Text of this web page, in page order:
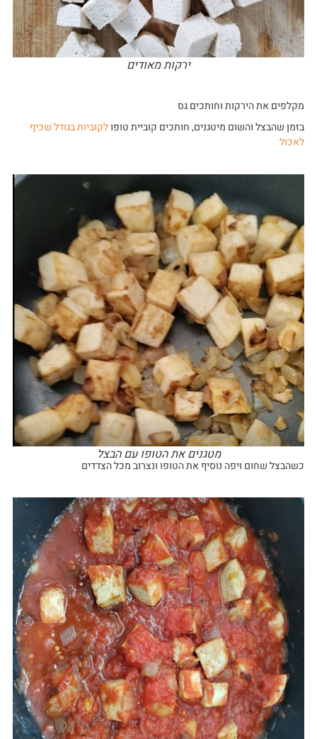
ירקות מאודים
מקלפים את הירקות וחותכים גס
בזמן שהבצל והשום מיטגנים, חותכים קוביית טופולקוביות בגודל שכיף
לאכול
מטגנים את הטופו עם הבצל
כשהבצל שחום ויפה נוסיף את הטופו ונצרוב מכל הצדדים